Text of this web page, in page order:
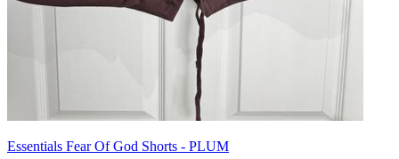
Essentials Fear Of God Shorts - PLUM